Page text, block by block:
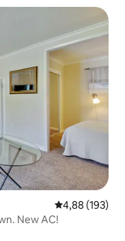
Évaluation
4,88 (193)
New AC!